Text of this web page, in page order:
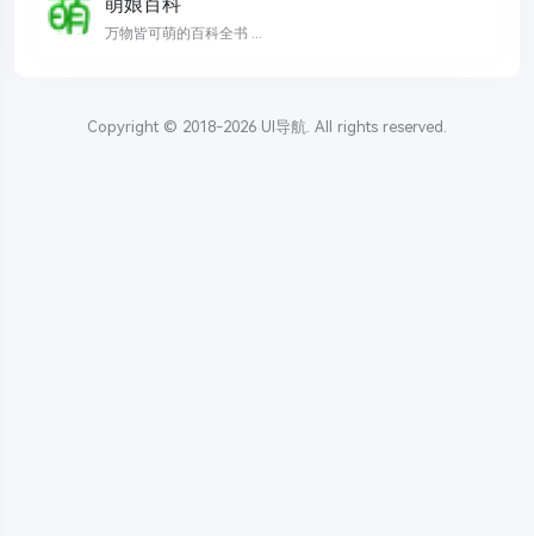
万物皆可萌的百科全书 ...
Copyright © 2018-2026 UI导航. All rights reserved.